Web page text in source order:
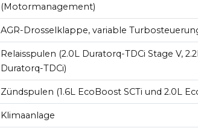
(Motormanagement)
AGR-Drosselklappe, variable
Relaisspulen (2.0L Duratorq-TDCi Stage V,
Duratorq-TDCi)
Zündspulen (1.6L EcoBoost SCTi und 2.0L
Klimaanlage